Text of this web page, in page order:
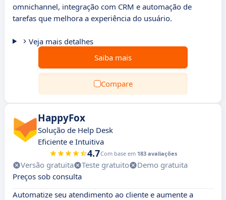
omnichannel, integração com CRM e automação de
tarefas que melhora a experiência do usuário.
Veja mais detalhes
Saiba mais
Compare
HappyFox
Solução de Help Desk
Eficiente e Intuitiva
4.7Com base em 183 avaliações
Versão gratuita Teste gratuito
Demo gratuita
Preços sob consulta
Automatize seu atendimento ao cliente e aumente a